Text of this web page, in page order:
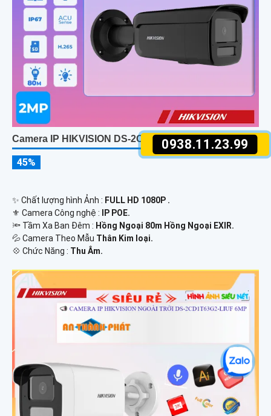
0938.11.23.99
Camera IP HIKVISION DS-2CD2T23G2-4LI2U 2MP
45%
✨ Chất lượng hình Ảnh : FULL HD 1080P .
⚜️ Camera Công nghệ :
IP POE.
🔦 Tầm Xa Ban Đêm : Hồng Ngoại 80m Hồng Ngoại EXIR.
💦 Camera Theo Mẫu Thân Kim loại.
️💠 Chức Năng : Thu Âm.